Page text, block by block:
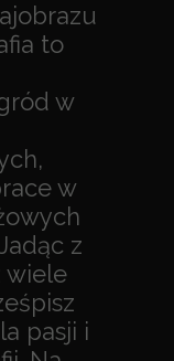
to
w
w
z
wiele
pasji i